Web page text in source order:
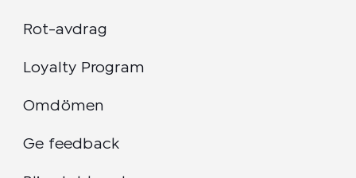
Rot-avdrag
Loyalty Program
Omdömen
Ge feedback